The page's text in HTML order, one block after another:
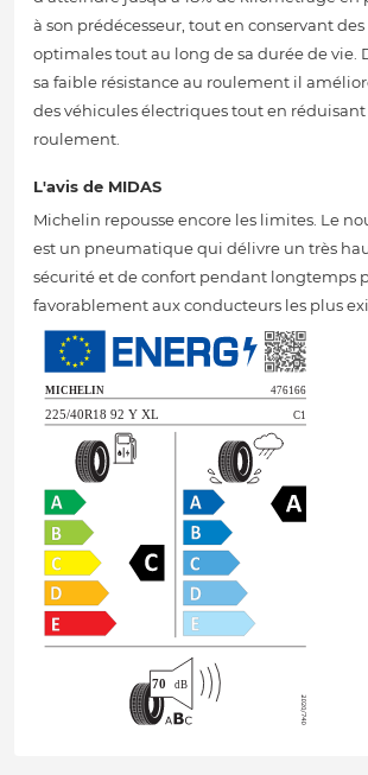
à son prédécesseur, tout en conservant
optimales tout au long de sa durée de vie.
sa faible résistance au roulement il
des véhicules électriques tout en
roulement.
L'avis de MIDAS
Michelin repousse encore les limites. Le
est un pneumatique qui délivre un très
sécurité et de confort pendant longtemps
favorablement aux conducteurs les plus